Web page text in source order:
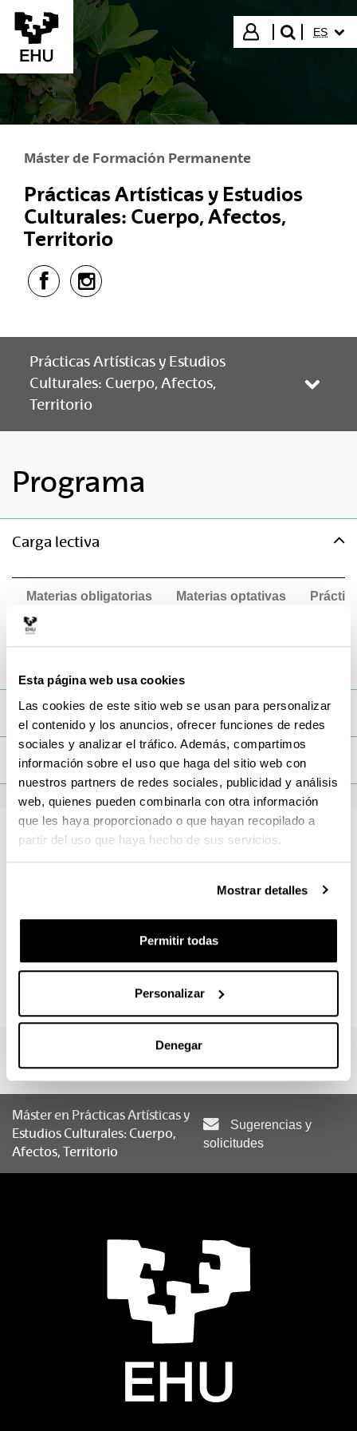
Esta página web usa cookies
Las cookies de este sitio web se usan para personalizar
el contenido y los anuncios, ofrecer funciones de redes
sociales y analizar el tráfico. Además, compartimos
información sobre el uso que haga del sitio web con
nuestros partners de redes sociales, publicidad y análisis
web, quienes pueden combinarla con otra información
que les haya proporcionado o que hayan recopilado a
partir del uso que haya hecho de sus servicios.
Mostrar detalles
Permitir todas
Personalizar
Denegar
Saltar al contenido principal
Iniciar sesión
buscar"
ES
Máster de Formación Permanente
Prácticas Artísticas y Estudios
Culturales: Cuerpo, Afectos,
Territorio
Facebook - (Abre una nueva ventana)
Instagram - (Abre una nueva ventana)
Prácticas Artísticas y Estudios
Culturales: Cuerpo, Afectos,
Territorio
Programa
Carga lectivatoggle-navigation
Materias obligatorias Materias optativas
18 Créditos
Procedimientos de evaluacióntoggle-navigation
Trabajos:
Nivel de dominio y capacidad de aplicación de
herramientas procedimentales, metodológicas y
conceptuales en el desarrollo de proyectos de creación y/o
de investigación en el ámbito del arte y la cultura visual.
(100%)
Programatoggle-navigation
Curso académico 2026/27
Materia
Metodologías de Investigación y Epistemologías Situadas:
Afectos y Prácticas Artísticas
Cuerpo y Territorio
Cultura Visual y Género
HacIa una Estética de los Afectos
Interdependencia, Cuidados y Sostenibilidad de la Vida
Intervenciones Feministas en el Arte y la Cultura
Producción Artística-cultural y Ruralidad
Prácticas Artísticas y Conocimiento Situado
Horario
19:00h
Máster en Prácticas Artísticas y
Estudios Culturales: Cuerpo,
Afectos, Territorio
Sugerencias y
solicitudes